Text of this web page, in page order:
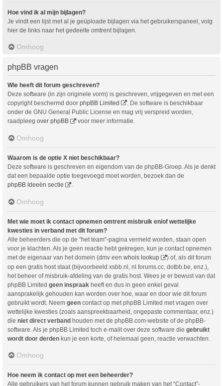
Hoe vind ik al mijn bijlagen?
Je vindt een lijst met al je geüploade bijlagen via het gebruikerspaneel, volg
hier de links naar het gedeelte omtrent bijlagen.
Omhoog
phpBB vragen
Wie heeft dit forum geschreven?
Deze software (in zijn originele vorm) is geschreven, vrijgegeven en met een
copyright beschermd door phpBB Limited
. De software is beschikbaar
onder de GNU General Public License en mag vrij verspreid worden,
raadpleeg over phpBB voor meer informatie.
Omhoog
Waarom is de optie X niet beschikbaar?
Deze software is geschreven en eigendom van de phpBB-Groep. Als je denkt
dat een bepaalde optie toegevoegd moet worden, bezoek dan de
phpBB Ideeën sectie
.
Omhoog
Met wie moet ik contact opnemen omtrent misbruik en/of wettelijke
kwesties in verband met dit forum?
Alle beheerders die op de "het team"-pagina vermeld worden, staan open
voor je klachten. Als je geen reactie hebt gekregen, kun je contact opnemen
met de eigenaar van het domein (dmv een whois lookup
) of, als dit forum
op een gratis host staat (bijvoorbeeld xsbb.nl, nl.forums.cc, dotbb.be, enz.),
het beheer of misbruik-afdeling van de gratis host. Wees je er bewust van dat
phpBB Limited geen inspraak heeft en dus in geen enkel geval
aansprakelijk gehouden kan worden over hoe, waar en door wie dit forum
gebruikt wordt. Neem geen contact op met phpBB Limited met vragen over
wettelijke kwesties (zoals aanspreekbaarheid, ongepaste commentaar, enz.)
die niet direct verband houden met de phpBB.com-website of de phpBB-
software. Als je phpBB Limited toch e-mailt over deze software die gebruikt
wordt door derden kun je een korte, of helemaal geen, reactie verwachten.
Omhoog
Hoe neem ik contact op met een beheerder?
Alle gebruikers van het forum kunnen gebruik maken van het “Contact”-